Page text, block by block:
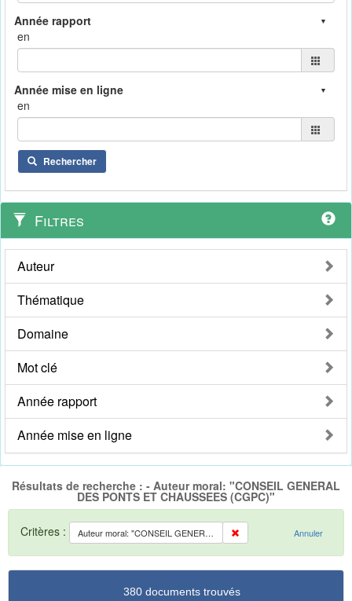
en
en
Rechercher
Filtres
Auteur
Thématique
Domaine
Mot clé
Année rapport
Année mise en ligne
Résultats de recherche : - Auteur moral: "CONSEIL GENERAL
DES PONTS ET CHAUSSEES (CGPC)"
Critères : Auteur moral: "CONSEIL GENERAL DES PONTS ET CHAUSSEES (CGPC)" Annuler
380 documents trouvés